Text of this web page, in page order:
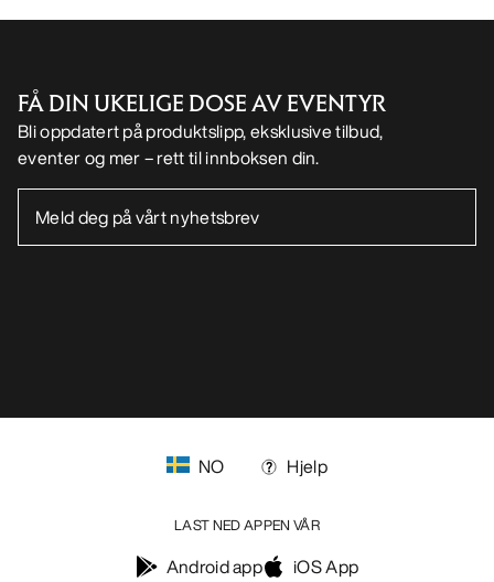
FÅ DIN UKELIGE DOSE AV EVENTYR
Bli oppdatert på produktslipp, eksklusive tilbud,
eventer og mer – rett til innboksen din.
NO Hjelp
LAST NED APPEN VÅR
Android app iOS App